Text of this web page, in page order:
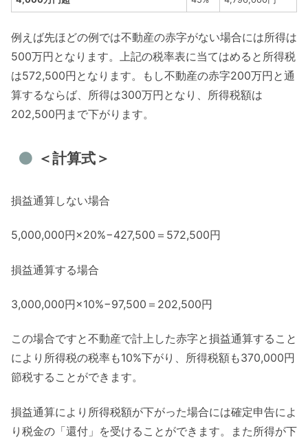
例えば先ほどの例では不動産の赤字がない場合には所得は
500万円となります。上記の税率表に当てはめると所得税
は572,500円となります。もし不動産の赤字200万円と通
算するならば、所得は300万円となり、所得税額は
202,500円まで下がります。
＜計算式＞
損益通算しない場合
5,000,000円×20%−427,500＝572,500円
損益通算する場合
3,000,000円×10%−97,500＝202,500円
この場合ですと不動産で計上した赤字と損益通算すること
により所得税の税率も10%下がり、所得税額も370,000円
節税することができます。
損益通算により所得税額が下がった場合には確定申告によ
り税金の「還付」を受けることができます。また所得が下